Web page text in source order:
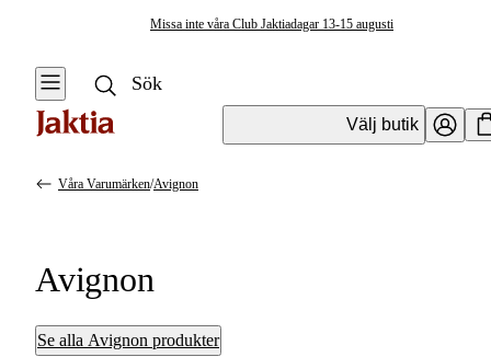
Missa inte våra Club Jaktiadagar 13-15 augusti
Välj butik
Våra Varumärken/Avignon
Avignon
Se alla Avignon produkter